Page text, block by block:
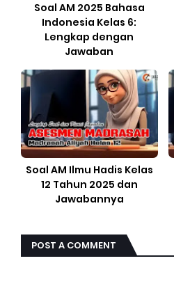
Soal AM 2025 Bahasa
Indonesia Kelas 6:
Lengkap dengan
Jawaban
Soal AM Ilmu Hadis Kelas
12 Tahun 2025 dan
Jawabannya
POST A COMMENT